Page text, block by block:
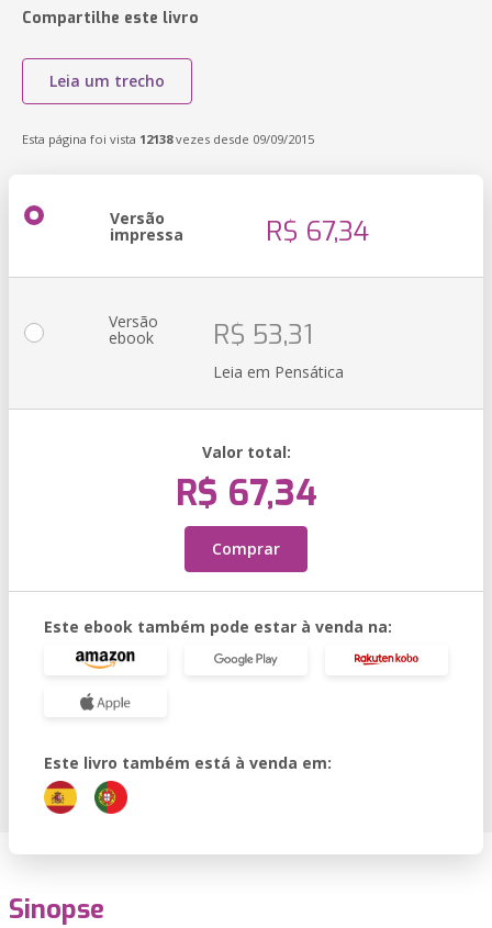
Compartilhe este livro
Leia um trecho
Esta página foi vista 12138vezes desde 09/09/2015
Versão
impressa R$ 67,34
Versão
ebook R$ 53,31
Leia em Pensática
Valor total:
R$ 67,34
Comprar
Este ebook também pode estar à venda na:
Este livro também está à venda em:
Sinopse